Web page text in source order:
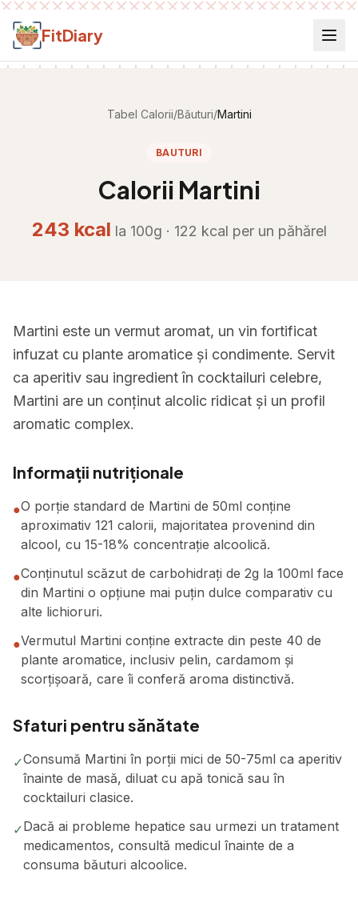
Salt la conținut
FitDiary
Tabel Calorii/Băuturi/Martini
BAUTURI
Calorii Martini
243 kcal la 100g · 122 kcal per un păhărel
Martini este un vermut aromat, un vin fortificat
infuzat cu plante aromatice și condimente. Servit
ca aperitiv sau ingredient în cocktailuri celebre,
Martini are un conținut alcolic ridicat și un profil
aromatic complex.
Informații nutriționale
●O porție standard de Martini de 50ml conține
aproximativ 121 calorii, majoritatea provenind din
alcool, cu 15-18% concentrație alcoolică.
●Conținutul scăzut de carbohidrați de 2g la 100ml face
din Martini o opțiune mai puțin dulce comparativ cu
alte lichioruri.
●Vermutul Martini conține extracte din peste 40 de
plante aromatice, inclusiv pelin, cardamom și
scorțișoară, care îi conferă aroma distinctivă.
Sfaturi pentru sănătate
✓Consumă Martini în porții mici de 50-75ml ca aperitiv
înainte de masă, diluat cu apă tonică sau în
cocktailuri clasice.
✓Dacă ai probleme hepatice sau urmezi un tratament
medicamentos, consultă medicul înainte de a
consuma băuturi alcoolice.